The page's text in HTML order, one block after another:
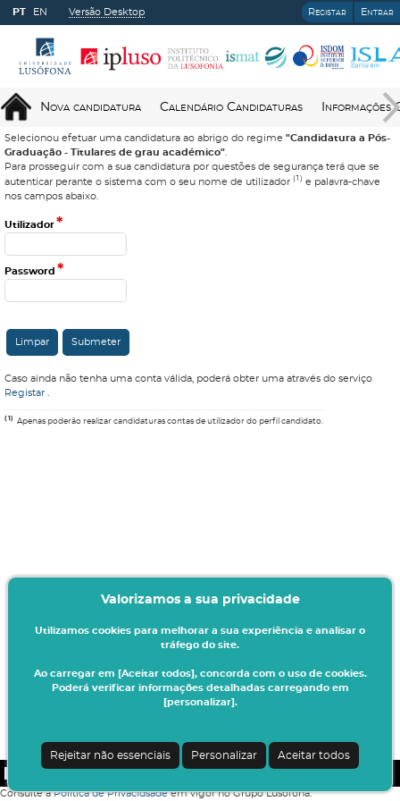
PT EN Versão Desktop Registar Entrar
Nova candidatura Calendário Candidaturas Informações
Selecionou efetuar uma candidatura ao abrigo do regime "Candidatura a Pós-
Graduação - Titulares de grau académico"
Para prosseguir com a sua candidatura por questões de segurança terá que se
autenticar perante o sistema com o seu nome de utilizador (1)
e palavra-chave
nos campos abaixo.
Utilizador*
Password *
Caso ainda não tenha uma conta válida, poderá obter uma através do serviço
Registar
(1) Apenas poderão realizar candidaturas contas de utilizador do perfil candidato.
CSSnet - Aplicacao Web | v24.0.4-8 (24.0.4)|
Consulte aPolítica de Privacidsadeem vigor no Grupo Lusófona.
Valorizamos a sua privacidade
Utilizamos cookies para melhorar a sua experiência e analisar o
tráfego do site.
Ao carregar em [Aceitar todos], concorda com o uso de cookies.
Poderá verificar informações detalhadas carregando em
[personalizar].
Rejeitar não essenciais Personalizar Aceitar todos